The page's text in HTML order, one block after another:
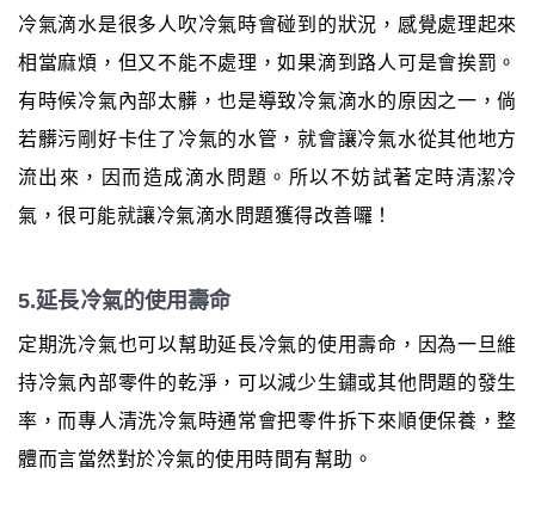
冷氣滴水是很多人吹冷氣時會碰到的狀況，感覺處理起來
相當麻煩，但又不能不處理，如果滴到路人可是會挨罰。
有時候冷氣內部太髒，也是導致冷氣滴水的原因之一，倘
若髒污剛好卡住了冷氣的水管，就會讓冷氣水從其他地方
流出來，因而造成滴水問題。所以不妨試著定時清潔冷
氣，很可能就讓冷氣滴水問題獲得改善囉！
5.延長冷氣的使用壽命
定期洗冷氣也可以幫助延長冷氣的使用壽命，因為一旦維
持冷氣內部零件的乾淨，可以減少生鏽或其他問題的發生
率，而專人清洗冷氣時通常會把零件拆下來順便保養，整
體而言當然對於冷氣的使用時間有幫助。